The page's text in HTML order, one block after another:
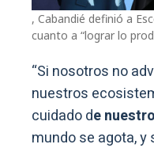
, Cabandié definió a
cuanto a “lograr lo
“Si nosotros no
nuestros
cuidado de
mundo se agota, y